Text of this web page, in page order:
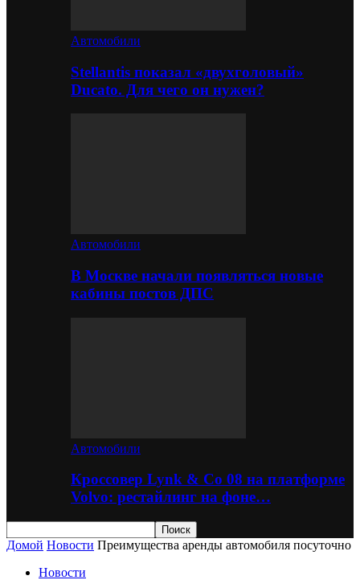
Автомобили
Stellantis показал «двухголовый»
Ducato. Для чего он нужен?
Автомобили
В Москве начали появляться новые
кабины постов ДПС
Автомобили
Кроссовер Lynk & Co 08 на платформе
Volvo: рестайлинг на фоне…
Домой Новости Преимущества аренды автомобиля посуточно
Новости